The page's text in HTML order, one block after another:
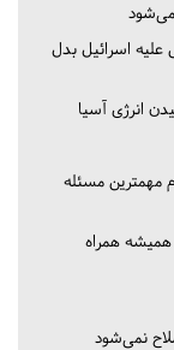
می‌شود
علیه اسرائیل بدل
انرژی آسیا
مهمترین مسئله
همراه
نمی‌شود